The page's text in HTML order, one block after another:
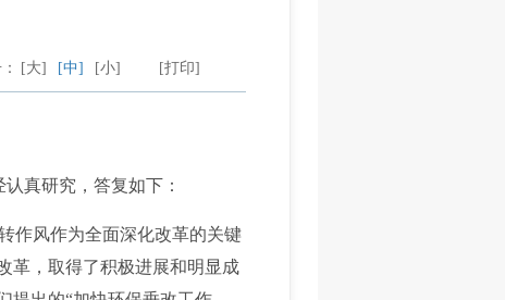
[打印]
[大] [中] [小]
真研究，答复如下：
作风作为全面深化改革的关键
革，取得了积极进展和明显成